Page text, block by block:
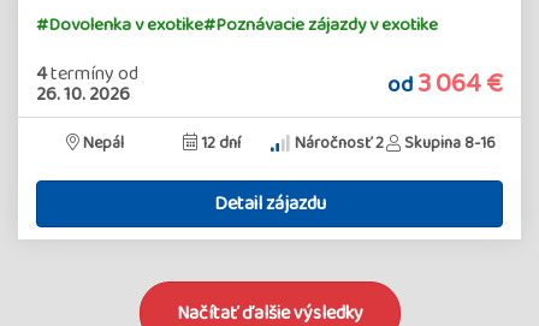
#Dovolenka v exotike#Poznávacie zájazdy v exotike
4termínyod
26. 10. 2026 od3 064 €
Nepál 12 dní Náročnosť 2 Skupina 8-16
Detail zájazdu
Načítať ďalšie výsledky